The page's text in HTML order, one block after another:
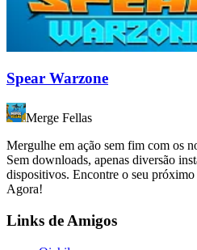
Spear Warzone
Merge Fellas
Mergulhe em ação sem fim com os
Sem downloads, apenas diversão
dispositivos. Encontre o seu
Agora!
Links de Amigos